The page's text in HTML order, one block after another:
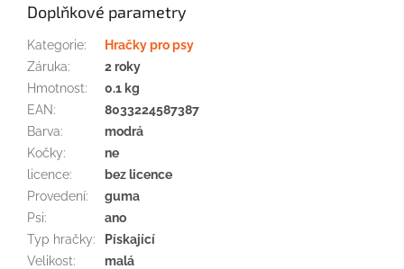
Doplňkové parametry
Kategorie:
Hračky pro psy
Záruka:
2 roky
Hmotnost:
0.1 kg
EAN:
8033224587387
Barva:
modrá
Kočky:
ne
licence:
bez licence
Provedení:
guma
Psi:
ano
Typ hračky:
Pískající
Velikost: malá